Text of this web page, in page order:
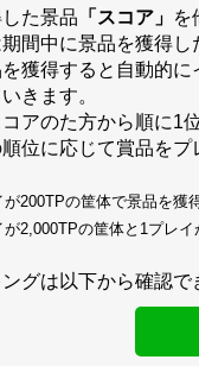
た景品 「スコア」 を
期間中に景品を獲得
獲得すると自動的
きます。
アのた方から順に1
位に応じて賞品をプ
200TPの筐体で景品を獲
2,000TPの筐体と1プレ
グは以下から確認で